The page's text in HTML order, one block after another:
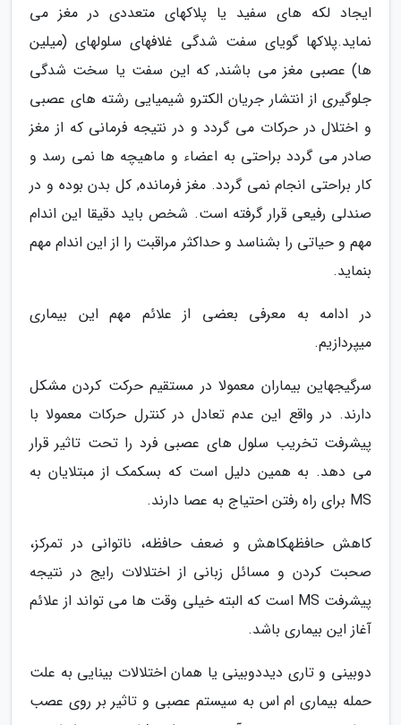
ایجاد لکه های سفید یا پلاکهای متعددی در مغز می
نماید.پلاکها گویای سفت شدگی غلافهای سلولهای (میلین
ها) عصبی مغز می باشند, که این سفت یا سخت شدگی
جلوگیری از انتشار جریان الکترو شیمیایی رشته های عصبی
و اختلال در حرکات می گردد و در نتیجه فرمانی که از مغز
صادر می گردد براحتی به اعضاء و ماهیچه ها نمی رسد و
کار براحتی انجام نمی گردد. مغز فرمانده, کل بدن بوده و در
صندلی رفیعی قرار گرفته است. شخص باید دقیقا این اندام
مهم و حیاتی را بشناسد و حداکثر مراقبت را از این اندام مهم
بنماید.
در ادامه به معرفی بعضی از علائم مهم این بیماری
میپردازیم.
سرگیجهاین بیماران معمولا در مستقیم حرکت کردن مشکل
دارند. در واقع این عدم تعادل در کنترل حرکات معمولا با
پیشرفت تخریب سلول های عصبی فرد را تحت تاثیر قرار
می دهد. به همین دلیل است که بسکمک از مبتلایان به
MS برای راه رفتن احتیاج به عصا دارند.
کاهش حافظهکاهش و ضعف حافظه، ناتوانی در تمرکز،
صحبت کردن و مسائل زبانی از اختلالات رایج در نتیجه
پیشرفت MS است که البته خیلی وقت ها می تواند از علائم
آغاز این بیماری باشد.
دوبینی و تاری دیددوبینی یا همان اختلالات بینایی به علت
حمله بیماری ام اس به سیستم عصبی و تاثیر بر روی عصب